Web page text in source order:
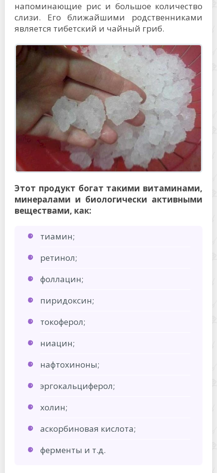
напоминающие рис и большое количество
слизи. Его ближайшими родственниками
является тибетский и чайный гриб.
Этот продукт богат такими витаминами,
минералами и биологически активными
веществами, как:
тиамин;
ретинол;
фоллацин;
пиридоксин;
токоферол;
ниацин;
нафтохиноны;
эргокальциферол;
холин;
аскорбиновая кислота;
ферменты и т.д.